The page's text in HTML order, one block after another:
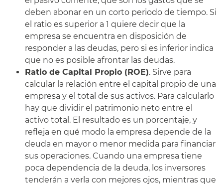
deben abonar en un corto periodo de tiempo. Si
el ratio es superior a 1 quiere decir que la
empresa se encuentra en disposición de
responder a las deudas, pero si es inferior indica
que no es posible afrontar las deudas.
Ratio de Capital Propio (ROE). Sirve para
calcular la relación entre el capital propio de una
empresa y el total de sus activos. Para calcularlo
hay que dividir el patrimonio neto entre el
activo total. El resultado es un porcentaje, y
refleja en qué modo la empresa depende de la
deuda en mayor o menor medida para financiar
sus operaciones. Cuando una empresa tiene
poca dependencia de la deuda, los inversores
tenderán a verla con mejores ojos, mientras que